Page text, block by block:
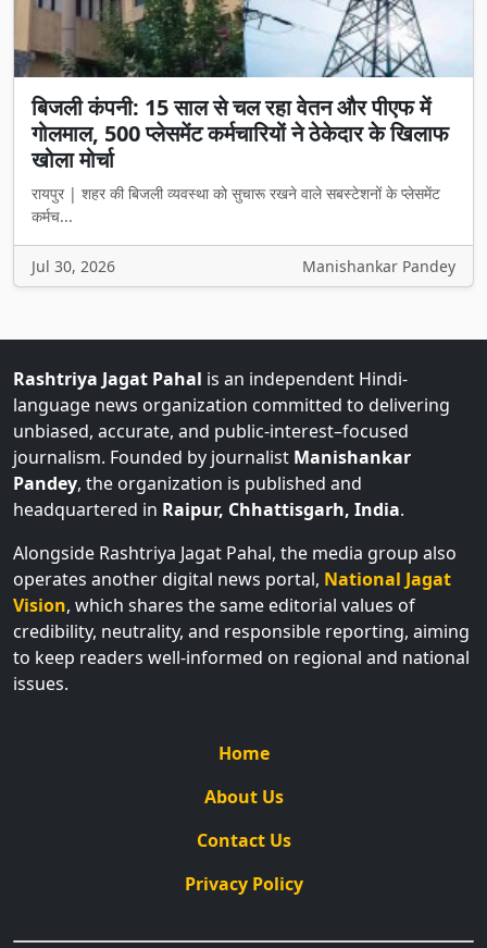
बिजली कंपनी: 15 साल से चल रहा वेतन और पीएफ में
गोलमाल, 500 प्लेसमेंट कर्मचारियों ने ठेकेदार के खिलाफ
खोला मोर्चा
रायपुर | शहर की बिजली व्यवस्था को सुचारू रखने वाले सबस्टेशनों के प्लेसमेंट
कर्मच...
Jul 30, 2026 Manishankar Pandey
language news organization committed to delivering
unbiased, accurate, and public-interest–focused
journalism. Founded by journalistManishankar
Pandey, the organization is published and
headquartered inRaipur, Chhattisgarh, India
Alongside Rashtriya Jagat Pahal, the media group also
operates another digital news portal,National Jagat
Vision, which shares the same editorial values of
credibility, neutrality, and responsible reporting, aiming
to keep readers well-informed on regional and national
issues.